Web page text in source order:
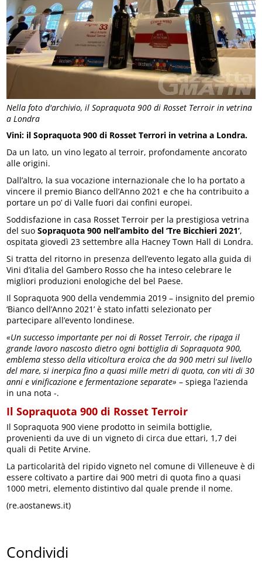
Nella foto d'archivio, il Sopraquota 900 di Rosset Terroir in vetrina
a Londra
Vini: il Sopraquota 900 di Rosset Terrori in vetrina a Londra.
Da un lato, un vino legato al terroir, profondamente ancorato
alle origini.
Dall’altro, la sua vocazione internazionale che lo ha portato a
vincere il premio Bianco dell’Anno 2021 e che ha contribuito a
portare un po’ di Valle fuori dai confini europei.
Soddisfazione in casa Rosset Terroir per la prestigiosa vetrina
del suoSopraquota 900 nell’ambito del ‘Tre Bicchieri 2021’,
ospitata giovedì 23 settembre alla Hacney Town Hall di Londra.
Si tratta del ritorno in presenza dell’evento legato alla guida di
Vini d’italia del Gambero Rosso che ha inteso celebrare le
migliori produzioni enologiche del bel Paese.
Il Sopraquota 900 della vendemmia 2019 – insignito del premio
‘Bianco dell’Anno 2021’ è stato infatti selezionato per
partecipare all’evento londinese.
«Un successo importante per noi di Rosset Terroir, che ripaga il
grande lavoro nascosto dietro ogni bottiglia di Sopraquota 900,
emblema stesso della viticoltura eroica che da 900 metri sul livello
del mare, si inerpica fino a quasi mille metri di quota, con viti di 30
anni e vinificazione e fermentazione separate» – spiega l’azienda
in una nota -.
Il Sopraquota 900 di Rosset Terroir
Il Sopraquota 900 viene prodotto in seimila bottiglie,
provenienti da uve di un vigneto di circa due ettari, 1,7 dei
quali di Petite Arvine.
La particolarità del ripido vigneto nel comune di Villeneuve è di
essere coltivato a partire dai 900 metri di quota fino a quasi
1000 metri, elemento distintivo dal quale prende il nome.
(re.aostanews.it)
Condividi